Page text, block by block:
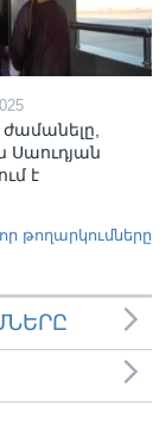
Սաուդյան
է
թողարկումները